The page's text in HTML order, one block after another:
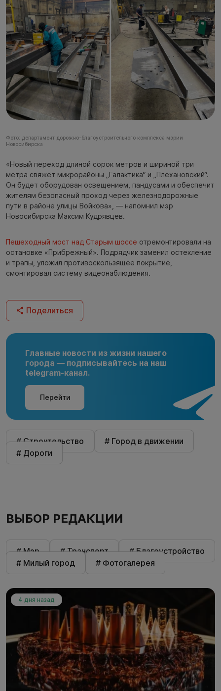
Фото: департамент дорожно-благоустроительного комплекса мэрии
Новосибирска
«Новый переход длиной сорок метров и шириной три
метра свяжет микрорайоны „Галактика“ и „Плехановский“.
Он будет оборудован освещением, пандусами и обеспечит
жителям безопасный проход через железнодорожные
пути в районе улицы Войкова», — напомнил мэр
Новосибирска Максим Кудрявцев.
Пешеходный мост над Старым шоссе отремонтировали на
остановке «Прибрежный». Подрядчик заменил остекление
и трапы, уложил противоскользящее покрытие,
смонтировал систему видеонаблюдения.
Поделиться
Главные новости из жизни нашего
города — подписывайтесь на наш
telegram-канал.
Перейти
# Строительство
# Город в движении
# Дороги
ВЫБОР РЕДАКЦИИ
# Мэр # Транспорт
# Благоустройство
# Милый город
# Фотогалерея
4 дня назад